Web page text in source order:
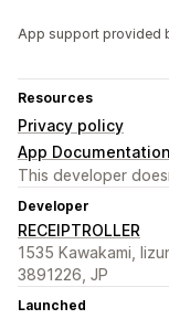
App support provided
Resources
Privacy policy
App Documentation
This developer
Developer
RECEIPTROLLER
1535 Kawakami,
3891226, JP
Launched